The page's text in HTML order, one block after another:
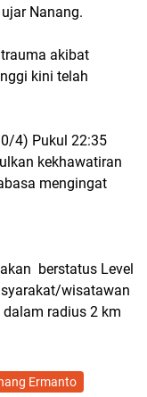
Nanang.
akibat
kini telah
4) Pukul 22:35
kekhawatiran
mengingat
berstatus Level
wisatawan
radius 2 km
Ermanto